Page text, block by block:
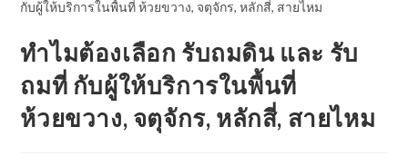
ทำไมต้องเลือก รับถมดิน และ รับ
ถมที่ กับผู้ให้บริการในพื้นที่
ห้วยขวาง, จตุจักร, หลักสี่, สายไหม